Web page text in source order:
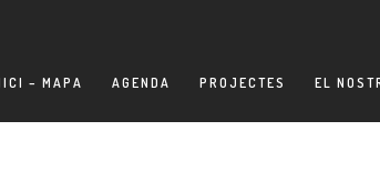
– MAPA AGENDA PROJECTES EL